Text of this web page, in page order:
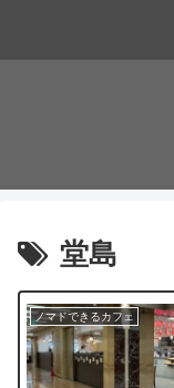
堂島
ノマドできるカフェ